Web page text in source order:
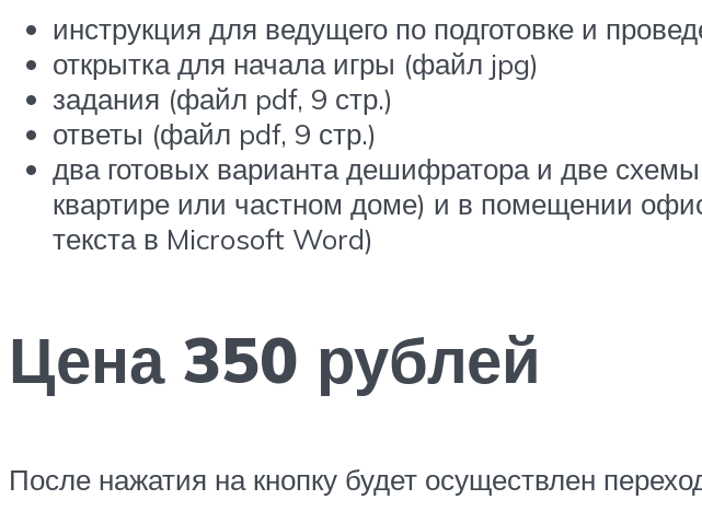
инструкция для ведущего по подготовке и
открытка для начала игры (файл jpg)
задания (файл pdf, 9 стр.)
ответы (файл pdf, 9 стр.)
два готовых варианта дешифратора и две
квартире или частном доме) и в помещении
текста в Microsoft Word)
Цена 350 рублей
После нажатия на кнопку будет осуществлен